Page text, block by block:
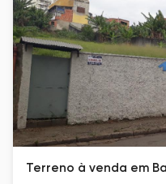
Terreno à venda em